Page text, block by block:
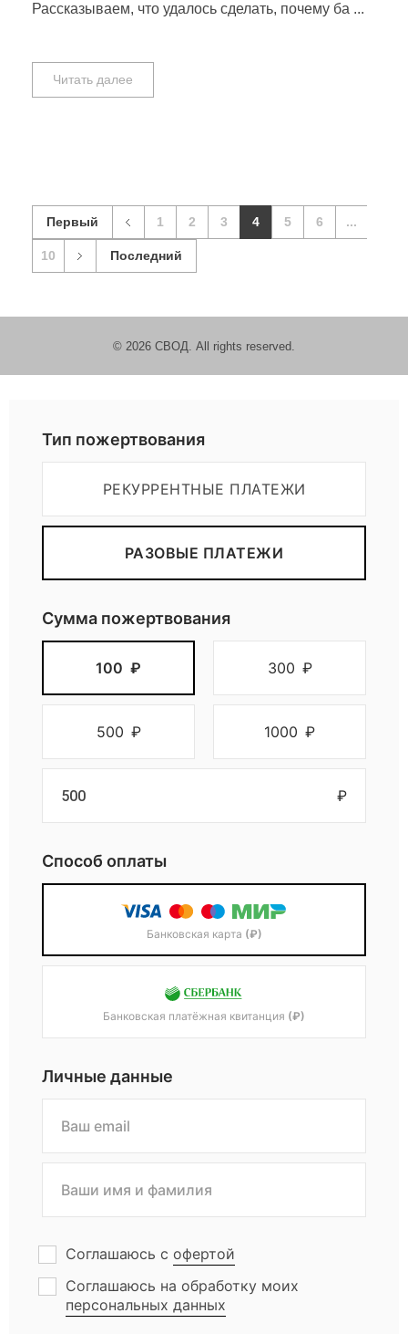
Рассказываем, что удалось сделать, почему ба ...
Читать далее
Первый 1 2 3 4 5 6 ...
10 Последний
© 2026 СВОД. All rights reserved.
Тип пожертвования
РЕКУРРЕНТНЫЕ ПЛАТЕЖИ
РАЗОВЫЕ ПЛАТЕЖИ
Сумма пожертвования
100 ₽ 300 ₽
500 ₽ 1000 ₽
₽
Способ оплаты
Банковская карта (₽)
Банковская платёжная квитанция (₽)
Личные данные
Соглашаюсь с офертой
Соглашаюсь на обработку моих
персональных данных